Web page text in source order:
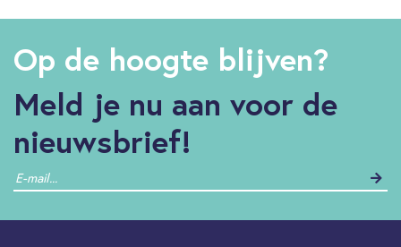
Op de hoogte blijven?
Meld je nu aan voor de
nieuwsbrief!